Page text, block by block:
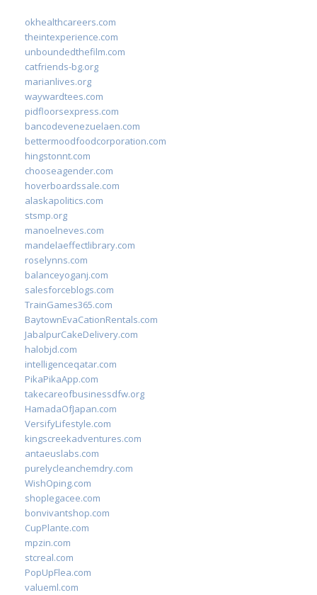
okhealthcareers.com
theintexperience.com
unboundedthefilm.com
catfriends-bg.org
marianlives.org
waywardtees.com
pidfloorsexpress.com
bancodevenezuelaen.com
bettermoodfoodcorporation.com
hingstonnt.com
chooseagender.com
hoverboardssale.com
alaskapolitics.com
stsmp.org
manoelneves.com
mandelaeffectlibrary.com
roselynns.com
balanceyoganj.com
salesforceblogs.com
TrainGames365.com
BaytownEvaCationRentals.com
JabalpurCakeDelivery.com
halobjd.com
intelligenceqatar.com
PikaPikaApp.com
takecareofbusinessdfw.org
HamadaOfJapan.com
VersifyLifestyle.com
kingscreekadventures.com
antaeuslabs.com
purelycleanchemdry.com
WishOping.com
shoplegacee.com
bonvivantshop.com
CupPlante.com
mpzin.com
stcreal.com
PopUpFlea.com
valueml.com